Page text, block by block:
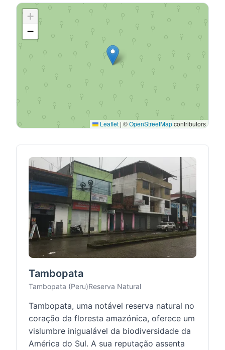
+
−
Leaflet | ©OpenStreetMapcontributors
Tambopata
Tambopata (Peru)Reserva Natural
Tambopata, uma notável reserva natural no
coração da floresta amazónica, oferece um
vislumbre inigualável da biodiversidade da
América do Sul. A sua reputação assenta